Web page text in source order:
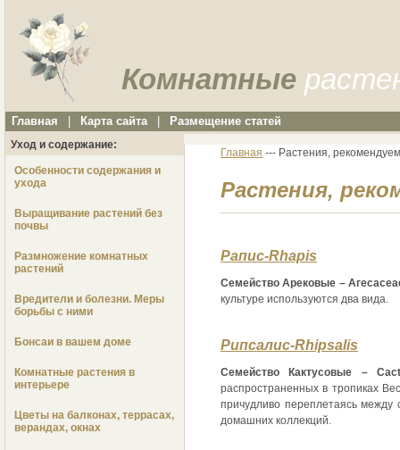
Комнатные
Главная Карта сайта Размещение статей
Уход и содержание:
Особенности содержания и
ухода
Выращивание растений без
почвы
Размножение комнатных
растений
Вредители и болезни. Меры
борьбы с ними
Бонсаи в вашем доме
Комнатные растения в
интерьере
Цветы на балконах, террасах,
верандах, окнах
Главная --- Растения,
Растения,
Рапис-Rhapis
Семейство Арековые –
культуре используются два вида.
Рипсалис-Rhipsalis
Семейство Кактусовые –
распространенных в тропиках
причудливо переплетаясь между
домашних коллекций.